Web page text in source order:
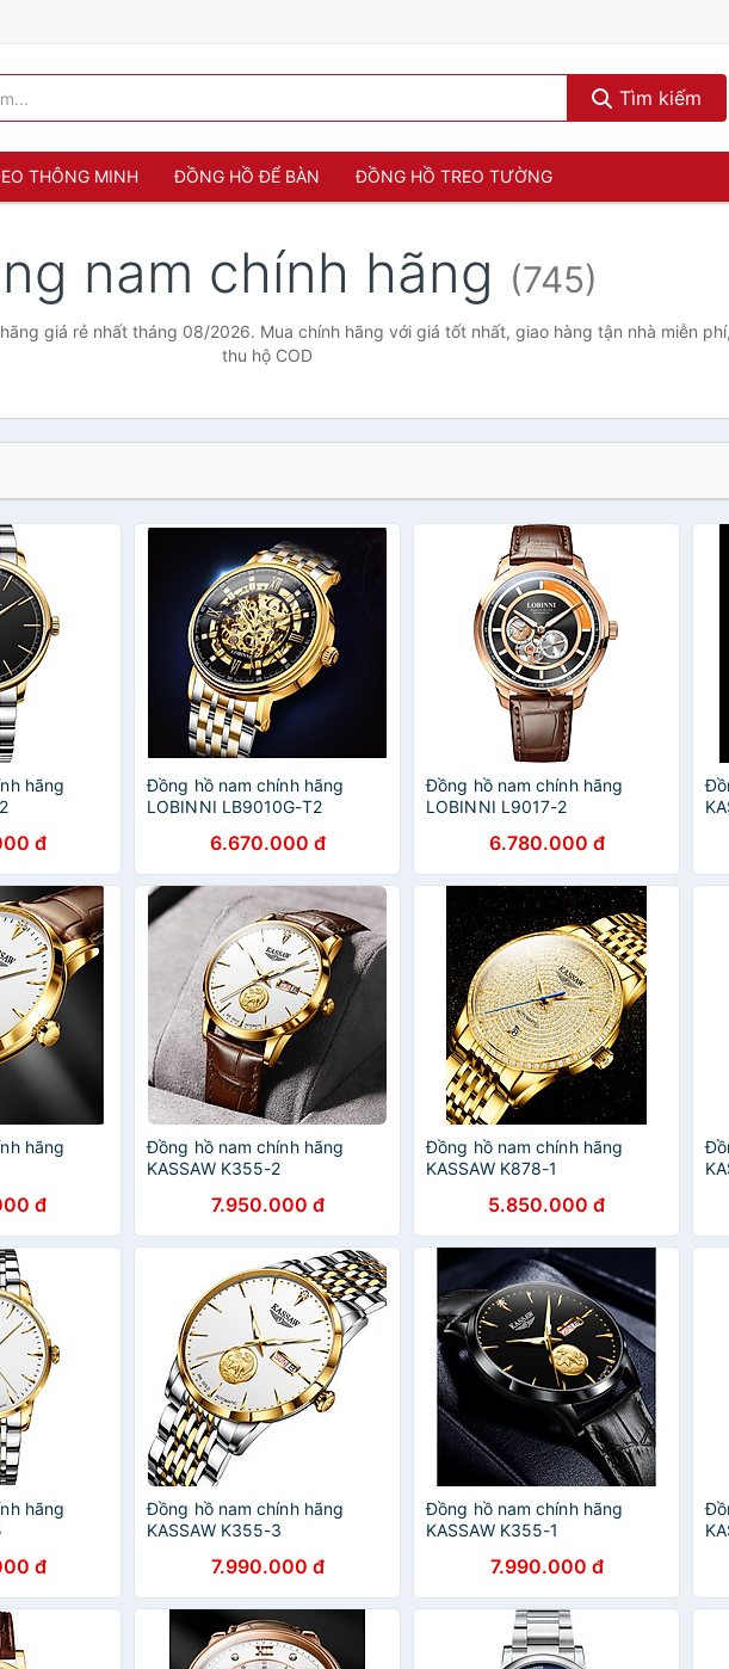
Tìm kiếm
THÔNG MINH ĐỒNG HỒ ĐỂ BÀN ĐỒNG HỒ TREO TƯỜNG
nam chính hãng (745)
giá rẻ nhất tháng 08/2026. Mua chính hãng với giá tốt nhất, giao hàng tận nhà miễn phí,
thu hộ COD
hãng
đ
Đồng hồ nam chính hãng
LOBINNI LB9010G-T2
6.670.000 đ
Đồng hồ nam chính hãng
LOBINNI L9017-2
6.780.000 đ
hãng
đ
Đồng hồ nam chính hãng
KASSAW K355-2
7.950.000 đ
Đồng hồ nam chính hãng
KASSAW K878-1
5.850.000 đ
hãng
đ
Đồng hồ nam chính hãng
KASSAW K355-3
7.990.000 đ
Đồng hồ nam chính hãng
KASSAW K355-1
7.990.000 đ